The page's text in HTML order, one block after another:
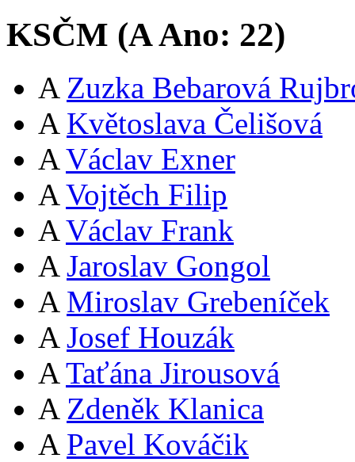
KSČM (AAno: 22)
A Zuzka Bebarová
A Květoslava Čelišová
A Václav Exner
A Vojtěch Filip
A Václav Frank
A Jaroslav Gongol
A Miroslav Grebeníček
A Josef Houzák
A Taťána Jirousová
A Zdeněk Klanica
A Pavel Kováčik